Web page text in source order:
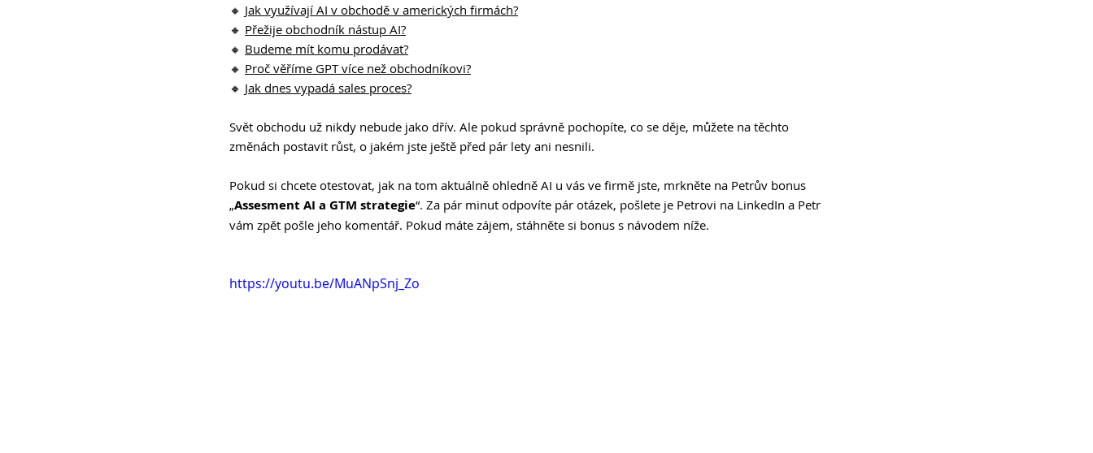
🔸 Jak využívají AI v obchodě v amerických firmách?
🔸 Přežije obchodník nástup AI?
🔸 Budeme mít komu prodávat?
🔸 Proč věříme GPT více než obchodníkovi?
🔸 Jak dnes vypadá sales proces?
Svět obchodu už nikdy nebude jako dřív. Ale pokud správně pochopíte, co se děje, můžete na těchto
změnách postavit růst, o jakém jste ještě před pár lety ani nesnili.
Pokud si chcete otestovat, jak na tom aktuálně ohledně AI u vás ve firmě jste, mrkněte na Petrův bonus
„Assesment AI a GTM strategie“. Za pár minut odpovíte pár otázek, pošlete je Petrovi na LinkedIn a Petr
vám zpět pošle jeho komentář. Pokud máte zájem, stáhněte si bonus s návodem níže.
https://youtu.be/MuANpSnj_Zo